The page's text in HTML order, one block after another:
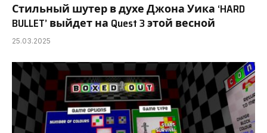
Стильный шутер в духе Джона Уика ‘HARD
BULLET’ выйдет на Quest 3 этой весной
25.03.2025